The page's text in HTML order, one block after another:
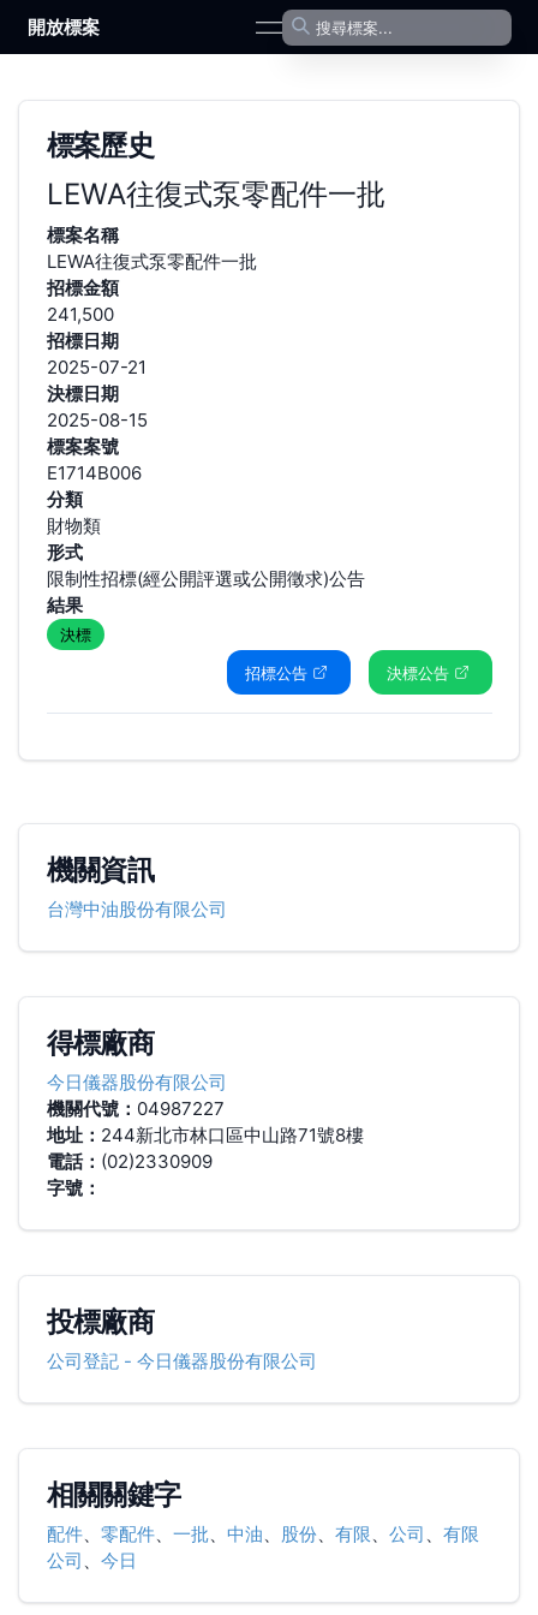
開放標案 open navigation menu
標案歷史
LEWA往復式泵零配件一批
標案名稱
LEWA往復式泵零配件一批
招標金額
241,500
招標日期
2025-07-21
決標日期
2025-08-15
標案案號
E1714B006
分類
財物類
形式
限制性招標(經公開評選或公開徵求)公告
結果
決標
招標公告
決標公告
機關資訊
台灣中油股份有限公司
得標廠商
今日儀器股份有限公司
機關代號： 04987227
地址： 244新北市林口區中山路71號8樓
電話： (02)2330909
字號：
投標廠商
公司登記- 今日儀器股份有限公司
相關關鍵字
配件、 零配件、 一批、 中油、 股份、 有限、 公司 、 有限
公司 、 今日